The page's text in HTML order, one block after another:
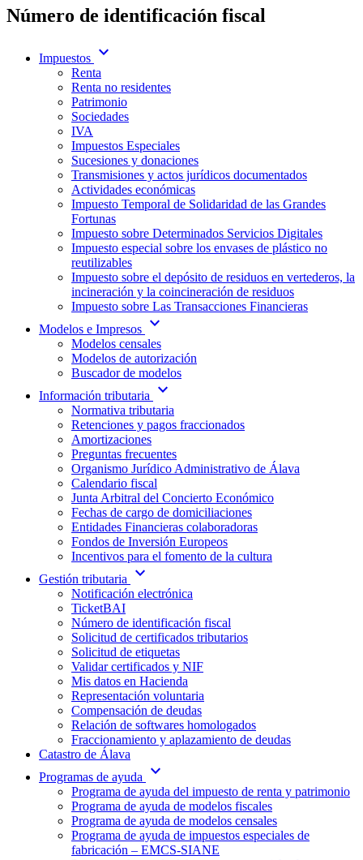
Número de identificación fiscal
Impuestos expand_more
Renta
Renta no residentes
Patrimonio
Sociedades
IVA
Impuestos Especiales
Sucesiones y donaciones
Transmisiones y actos jurídicos documentados
Actividades económicas
Impuesto Temporal de Solidaridad de las Grandes
Fortunas
Impuesto sobre Determinados Servicios Digitales
Impuesto especial sobre los envases de plástico no
reutilizables
Impuesto sobre el depósito de residuos en vertederos, la
incineración y la coincineración de residuos
Impuesto sobre Las Transacciones Financieras
Modelos e Impresos expand_more
Modelos censales
Modelos de autorización
Buscador de modelos
Información tributaria
expand_more
Normativa tributaria
Retenciones y pagos fraccionados
Amortizaciones
Preguntas frecuentes
Organismo Jurídico Administrativo de Álava
Calendario fiscal
Junta Arbitral del Concierto Económico
Fechas de cargo de domiciliaciones
Entidades Financieras colaboradoras
Fondos de Inversión Europeos
Incentivos para el fomento de la cultura
Gestión tributaria
expand_more
Notificación electrónica
TicketBAI
Número de identificación fiscal
Solicitud de certificados tributarios
Solicitud de etiquetas
Validar certificados y NIF
Mis datos en Hacienda
Representación voluntaria
Compensación de deudas
Relación de softwares homologados
Fraccionamiento y aplazamiento de deudas
Catastro de Álava
Programas de ayuda
expand_more
Programa de ayuda del impuesto de renta y patrimonio
Programa de ayuda de modelos fiscales
Programa de ayuda de modelos censales
Programa de ayuda de impuestos especiales de
fabricación – EMCS-SIANE